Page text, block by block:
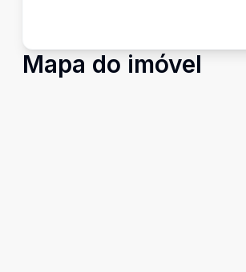
Mapa do imóvel